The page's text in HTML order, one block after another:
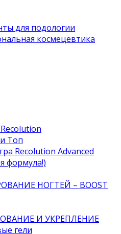
для подологии
космецевтика
Топ
Recolution Advanced
формула!)
НОГТЕЙ – BOOST
И УКРЕПЛЕНИЕ
гели